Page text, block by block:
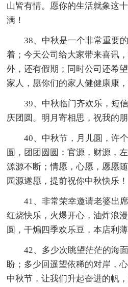
山皆有情。愿你的生活就象这
满！
38、中秋是一个非常重要
着；今天公司给大家带来喜讯
外，还有假期；同时公司还希
家人，愿你们的家人健健康康，
39、中秋临门齐欢乐，短
庆团圆。明月寄相思，祝我的
40、中秋节，月儿圆，许
圆，团团圆圆：官源，财源，
源源不断；情愿，心愿，愿愿
园源遂愿，提前祝你中秋快乐！
41、非常荣幸邀请老婆出
红烧快乐，火爆开心，油炸浪
圆，干煸四季欢乐豆，本店利
42、多少次眺望茫茫的海
盼；多少回遥望依稀的对岸，
中秋节，让我们升起奋进的帆